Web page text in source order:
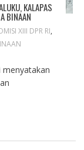
KALAPAS
BINAAN
XIII DPR RI,
menyatakan